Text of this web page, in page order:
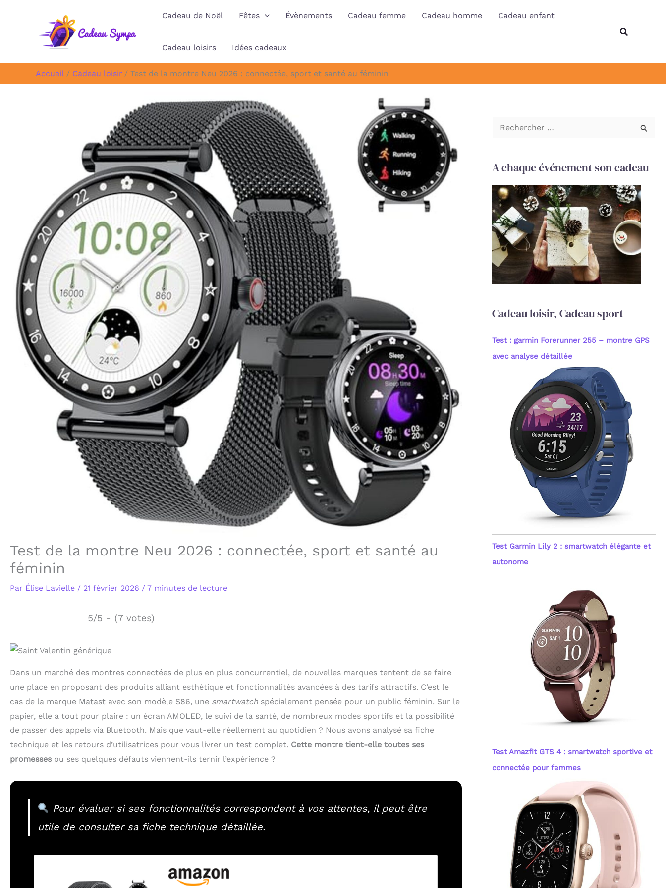
Cadeau de Noël Fêtes Évènements Cadeau femme Cadeau homme Cadeau enfant
Cadeau loisirs Idées cadeaux
Accueil Cadeau loisir Test de la montre Neu 2026 : connectée, sport et santé au féminin
Test de la montre Neu 2026 : connectée, sport et santé au
féminin
Par Élise Lavielle / 21 février 2026 / 7 minutes de lecture
5/5 - (7 votes)
Dans un marché des montres connectées de plus en plus concurrentiel, de nouvelles marques tentent de se faire
une place en proposant des produits alliant esthétique et fonctionnalités avancées à des tarifs attractifs. C’est le
cas de la marque Matast avec son modèle S86, une smartwatch spécialement pensée pour un public féminin. Sur le
papier, elle a tout pour plaire : un écran AMOLED, le suivi de la santé, de nombreux modes sportifs et la possibilité
de passer des appels via Bluetooth. Mais que vaut-elle réellement au quotidien ? Nous avons analysé sa fiche
technique et les retours d’utilisatrices pour vous livrer un test complet. Cette montre tient-elle toutes ses
promesses ou ses quelques défauts viennent-ils ternir l’expérience ?
Pour évaluer si ses fonctionnalités correspondent à vos attentes, il peut être
utile de consulter sa fiche technique détaillée.
c
e
r
c
A chaque événement son cadeau
Cadeau loisir, Cadeau sport
Test : garmin Forerunner 255 – montre GPS
avec analyse détaillée
Test Garmin Lily 2 : smartwatch élégante et
autonome
Test Amazfit GTS 4 : smartwatch sportive et
connectée pour femmes